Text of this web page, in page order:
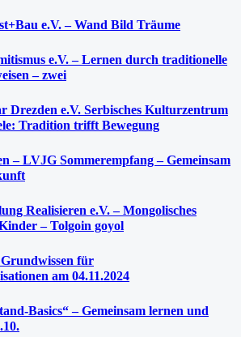
e.V. – Wand Bild Träume
e.V. – Lernen durch traditionelle
– zwei
Drezden e.V. Serbisches Kulturzentrum
Tradition trifft Bewegung
– LVJG Sommerempfang – Gemeinsam
Realisieren e.V. – Mongolisches
– Tolgoin goyol
für
am 04.11.2024
Basics“ – Gemeinsam lernen und